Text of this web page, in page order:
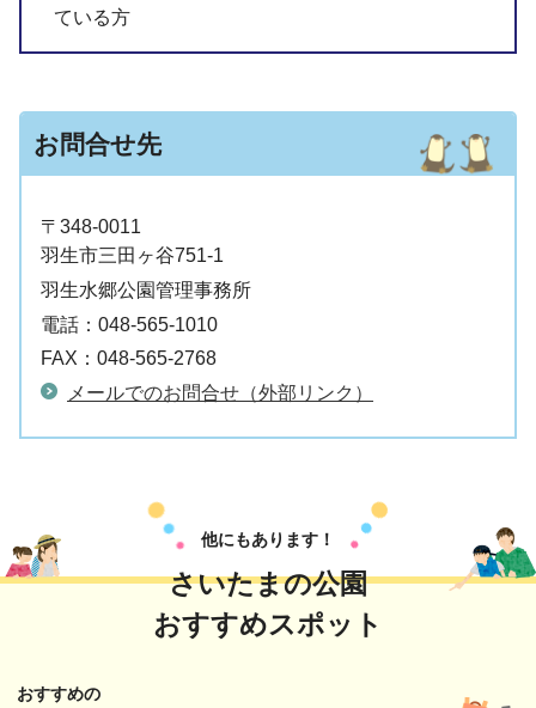
ている方
お問合せ先
〒348-0011
羽生市三田ヶ谷751-1
羽生水郷公園管理事務所
電話： 048-565-1010
FAX： 048-565-2768
メールでのお問合せ（外部リンク）
他にもあります！
さいたまの公園
おすすめスポット
おすすめの